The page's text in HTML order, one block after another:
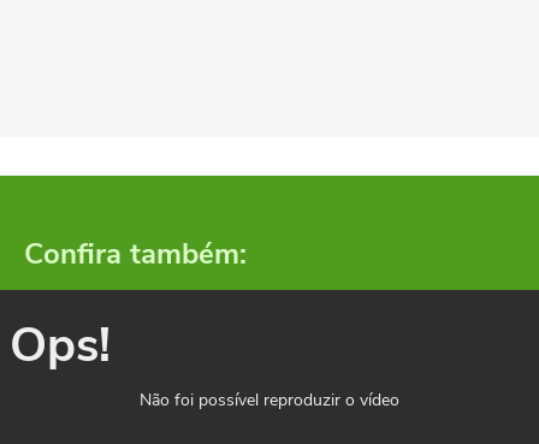
Confira também:
Ops!
Não foi possível reproduzir o vídeo